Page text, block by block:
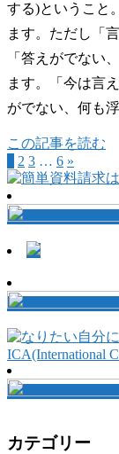
する)ということ
ます。ただし「
「答えがでない
ます。「今は言
がでない、何も
この記事を読む
2 3 … 6 »
カテゴリー